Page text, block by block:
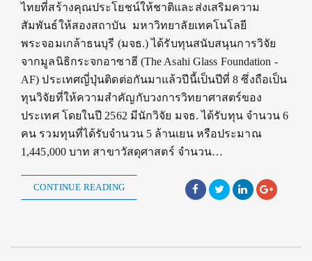
ไทยที่สร้างคุณประโยชน์ให้ชาติและส่งเสริมความ
สัมพันธ์ให้สองสถาบัน มหาวิทยาลัยเทคโนโลยี
พระจอมเกล้าธนบุรี (มจธ.) ได้รับทุนสนับสนุนการวิจัย
จากมูลนิธิกระจกอาซาฮี (The Asahi Glass Foundation -
AF) ประเทศญี่ปุ่นติดต่อกันมาแล้วปีนี้เป็นปีที่ 8 ซึ่งถือเป็น
ทุนวิจัยที่ให้ความสำคัญกับวงการวิทยาศาสตร์ของ
ประเทศ โดยในปี 2562 มีนักวิจัย มจธ. ได้รับทุน จำนวน 6
คน รวมทุนที่ได้รับจำนวน 5 ล้านเยน หรือประมาณ
1,445,000 บาท สาขาวัสดุศาสตร์ จำนวน…
CONTINUE READING